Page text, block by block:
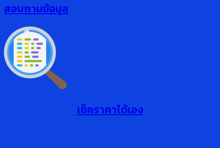
สอบถามข้อมูล
เช็คราคาได้เอง